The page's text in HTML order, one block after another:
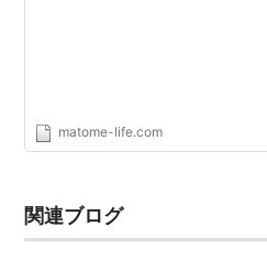
matome-life.com
関連ブログ